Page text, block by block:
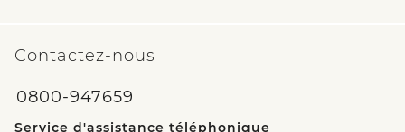
Contactez-nous
0800-947659
Service d'assistance téléphonique